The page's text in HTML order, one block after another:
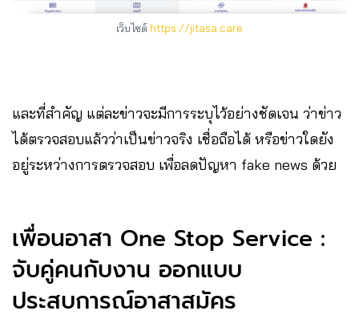
เว็บไซต์ https://jitasa.care
และที่สำคัญ แต่ละข่าวจะมีการระบุไว้อย่างชัดเจน ว่าข่าว
ได้ตรวจสอบแล้วว่าเป็นข่าวจริง เชื่อถือได้ หรือข่าวใดยัง
อยู่ระหว่างการตรวจสอบ เพื่อลดปัญหา fake news ด้วย
เพื่อนอาสา One Stop Service :
จับคู่คนกับงาน ออกแบบ
ประสบการณ์อาสาสมัคร